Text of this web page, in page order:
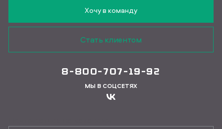
Хочу в команду
Стать клиентом
8-800-707-19-92
МЫ В СОЦСЕТЯХ